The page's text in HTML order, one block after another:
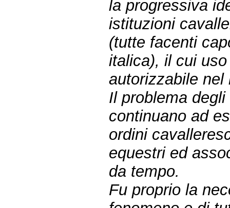
la progressiva
istituzioni
(tutte facenti
italica), il cui
autorizzabile nel
Il problema
continuano ad
ordini
equestri ed
da tempo.
Fu proprio la